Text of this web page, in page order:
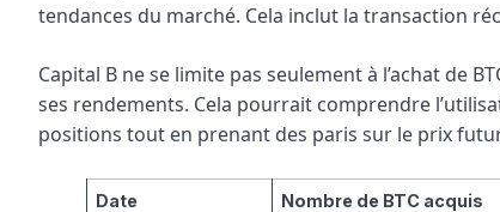
tendances du marché. Cela inclut la transaction
Capital B ne se limite pas seulement à l’achat de
ses rendements. Cela pourrait comprendre
positions tout en prenant des paris sur le prix
Date Nombre de BTC acquis